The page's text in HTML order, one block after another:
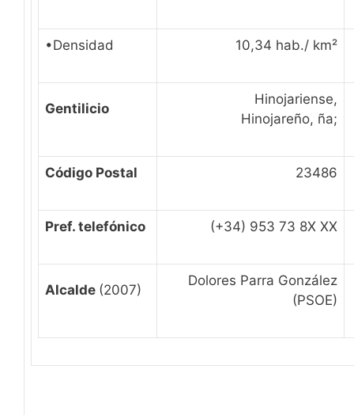
•Densidad 10,34 hab./ km²
Gentilicio
Hinojariense,
Hinojareño, ña;
Código Postal 23486
Pref. telefónico (+34) 953 73 8X XX
Alcalde (2007)
Dolores Parra González
(PSOE)